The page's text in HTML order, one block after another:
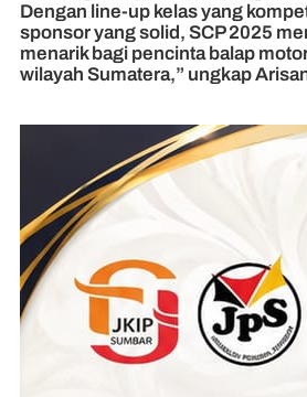
Dengan line-up kelas yang
sponsor yang solid, SCP 2025
menarik bagi pencinta balap
wilayah Sumatera,” ungkap